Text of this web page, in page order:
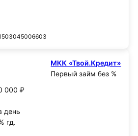
МКК «Твой.Кредит»
Первый займ без %
000 ₽
день
гд.